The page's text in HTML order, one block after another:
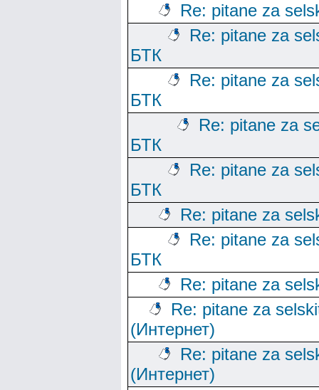
Re: pitane za
Re: pitane za
БТК
Re: pitane za
БТК
Re: pitane za
БТК
Re: pitane za
БТК
Re: pitane za
Re: pitane za
БТК
Re: pitane za
Re: pitane za
(Интернет)
Re: pitane za
(Интернет)